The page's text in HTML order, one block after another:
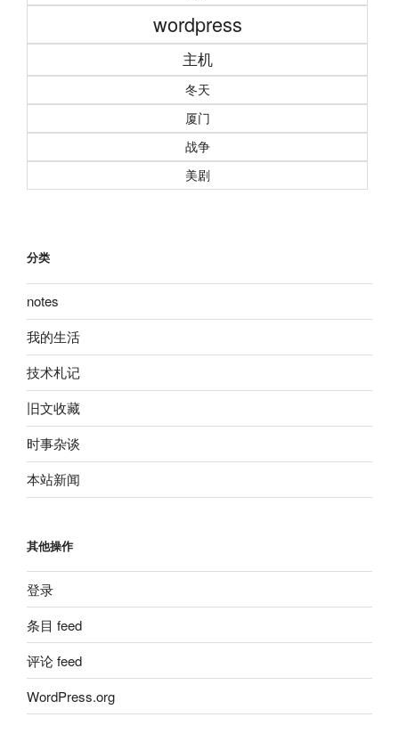
wordpress
主机
冬天
厦门
战争
美剧
分类
notes
我的生活
技术札记
旧文收藏
时事杂谈
本站新闻
其他操作
登录
条目 feed
评论 feed
WordPress.org